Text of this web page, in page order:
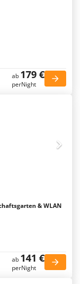
ab 179 €
perNight
& WLAN
ab 141 €
perNight